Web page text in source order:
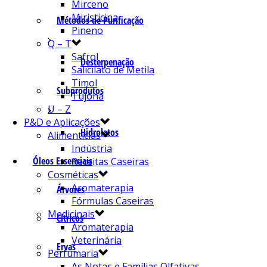
Métodos de Purificação
Desterpenação
Subprodutos
Hidrolatos
Óleos Essenciais
Árvores
Cítricos
Ervas
Mirceno
Miristicina
Pineno
Q – T
Safrol
Salicilato de Metila
Timol
Tujona
U – Z
P&D e Aplicações
Alimentícias
Indústria
Receitas Caseiras
Cosméticas
Aromaterapia
Fórmulas Caseiras
Medicinais
Aromaterapia
Veterinária
Perfumaria